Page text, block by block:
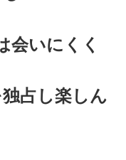
会いにくく
占し楽しん